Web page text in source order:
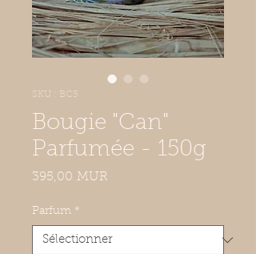
SKU : BC5
Bougie "Can"
Parfumée - 150g
395,00 MUR
Parfum *